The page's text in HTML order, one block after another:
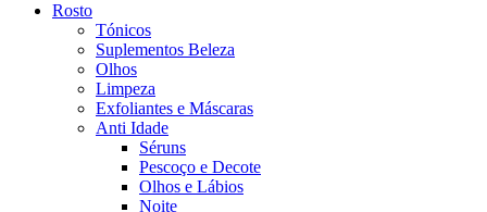
Rosto
Tónicos
Suplementos Beleza
Olhos
Limpeza
Exfoliantes e Máscaras
Anti Idade
Séruns
Pescoço e Decote
Olhos e Lábios
Noite